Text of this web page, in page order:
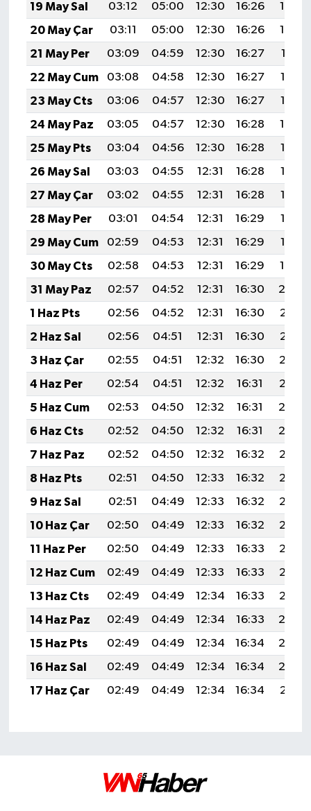
19 May Sal
03:12 05:00 12:30 16:26
19:50
20 May Çar
03:11 05:00 12:30 16:26
19:50
21 May Per
03:09 04:59 12:30 16:27
19:51
22 May Cum
03:08 04:58 12:30 16:27
19:52
23 May Cts
03:06 04:57 12:30 16:27
19:53
24 May Paz
03:05 04:57 12:30 16:28
19:54
25 May Pts
03:04 04:56 12:30 16:28
19:55
26 May Sal
03:03 04:55 12:31 16:28
19:56
27 May Çar
03:02 04:55 12:31 16:28
19:57
28 May Per
03:01 04:54 12:31 16:29
19:58
29 May Cum
02:59 04:53 12:31 16:29
19:58
30 May Cts
02:58 04:53 12:31 16:29
19:59
31 May Paz
02:57 04:52 12:31 16:30
20:00
1 Haz Pts
02:56 04:52 12:31 16:30
20:01
2 Haz Sal
02:56 04:51 12:31 16:30
20:01
3 Haz Çar
02:55 04:51 12:32 16:30
20:02
4 Haz Per
02:54 04:51 12:32 16:31
20:03
5 Haz Cum
02:53 04:50 12:32 16:31
20:04
6 Haz Cts
02:52 04:50 12:32 16:31
20:04
7 Haz Paz
02:52 04:50 12:32 16:32
20:05
8 Haz Pts
02:51 04:50 12:33 16:32
20:05
9 Haz Sal
02:51 04:49 12:33 16:32
20:06
10 Haz Çar
02:50 04:49 12:33 16:32
20:07
11 Haz Per
02:50 04:49 12:33 16:33
20:07
12 Haz Cum
02:49 04:49 12:33 16:33
20:08
13 Haz Cts
02:49 04:49 12:34 16:33
20:08
14 Haz Paz
02:49 04:49 12:34 16:33
20:09
15 Haz Pts
02:49 04:49 12:34 16:34
20:09
16 Haz Sal
02:49 04:49 12:34 16:34
20:09
17 Haz Çar
02:49 04:49 12:34 16:34 20:10